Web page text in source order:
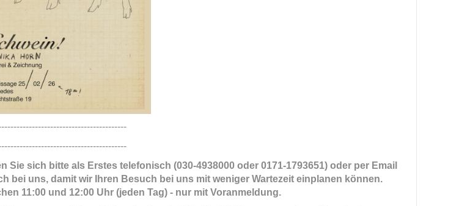
sich bitte als Erstes telefonisch (030-4938000 oder 0171-1793651) oder per Email
bei uns, damit wir Ihren Besuch bei uns mit weniger Wartezeit einplanen können.
11:00 und 12:00 Uhr (jeden Tag) - nur mit Voranmeldung.